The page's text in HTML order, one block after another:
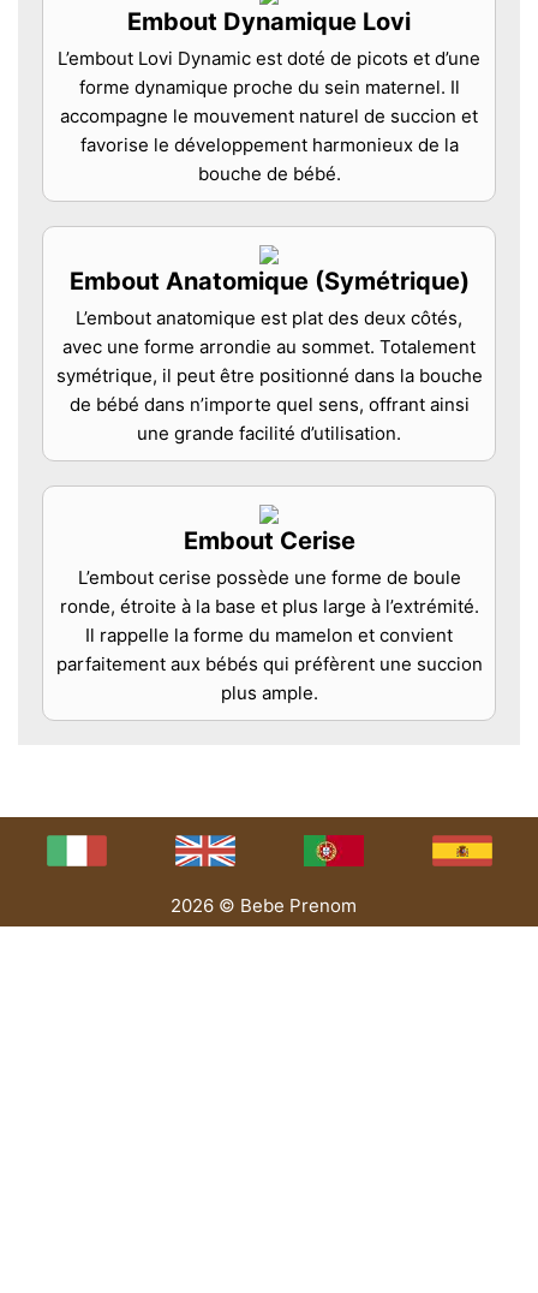
Embout Dynamique Lovi
L’embout Lovi Dynamic est doté de picots et d’une
forme dynamique proche du sein maternel. Il
accompagne le mouvement naturel de succion et
favorise le développement harmonieux de la
bouche de bébé.
Embout Anatomique (Symétrique)
L’embout anatomique est plat des deux côtés,
avec une forme arrondie au sommet. Totalement
symétrique, il peut être positionné dans la bouche
de bébé dans n’importe quel sens, offrant ainsi
une grande facilité d’utilisation.
Embout Cerise
L’embout cerise possède une forme de boule
ronde, étroite à la base et plus large à l’extrémité.
Il rappelle la forme du mamelon et convient
parfaitement aux bébés qui préfèrent une succion
plus ample.
2026 © Bebe Prenom